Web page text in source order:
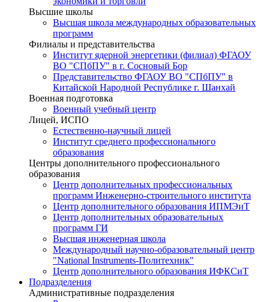
Высшие школы
Высшая школа международных образовательных
программ
Филиалы и представительства
Институт ядерной энергетики (филиал) ФГАОУ
ВО "СПбПУ" в г. Сосновый Бор
Представительство ФГАОУ ВО "СПбПУ" в
Китайской Народной Республике г. Шанхай
Военная подготовка
Военный учебный центр
Лицей, ИСПО
Естественно-научный лицей
Институт среднего профессионального
образования
Центры дополнительного профессионального
образования
Центр дополнительных профессиональных
программ Инженерно-строительного института
Центр дополнительного образования ИПМЭиТ
Центр дополнительных образовательных
программ ГИ
Высшая инженерная школа
Международный научно-образовательный центр
"National Instruments-Политехник"
Центр дополнительного образования ИФКСиТ
Подразделения
Административные подразделения